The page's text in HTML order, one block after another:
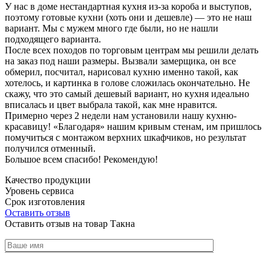
У нас в доме нестандартная кухня из-за короба и выступов,
поэтому готовые кухни (хоть они и дешевле) — это не наш
вариант. Мы с мужем много где были, но не нашли
подходящего варианта.
После всех походов по торговым центрам мы решили делать
на заказ под наши размеры. Вызвали замерщика, он все
обмерил, посчитал, нарисовал кухню именно такой, как
хотелось, и картинка в голове сложилась окончательно. Не
скажу, что это самый дешевый вариант, но кухня идеально
вписалась и цвет выбрала такой, как мне нравится.
Примерно через 2 недели нам установили нашу кухню-
красавицу! «Благодаря» нашим кривым стенам, им пришлось
помучиться с монтажом верхних шкафчиков, но результат
получился отменный.
Большое всем спасибо! Рекомендую!
Качество продукции
Уровень сервиса
Срок изготовления
Оставить отзыв
Оставить отзыв на товар Такна